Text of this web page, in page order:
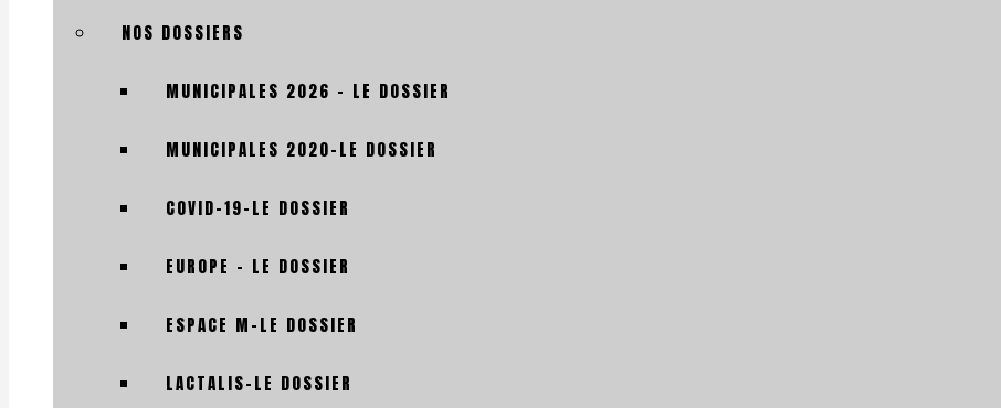
NOS DOSSIERS
MUNICIPALES 2026 – LE DOSSIER
MUNICIPALES 2020-LE DOSSIER
COVID-19-LE DOSSIER
EUROPE – LE DOSSIER
ESPACE M-LE DOSSIER
LACTALIS-LE DOSSIER